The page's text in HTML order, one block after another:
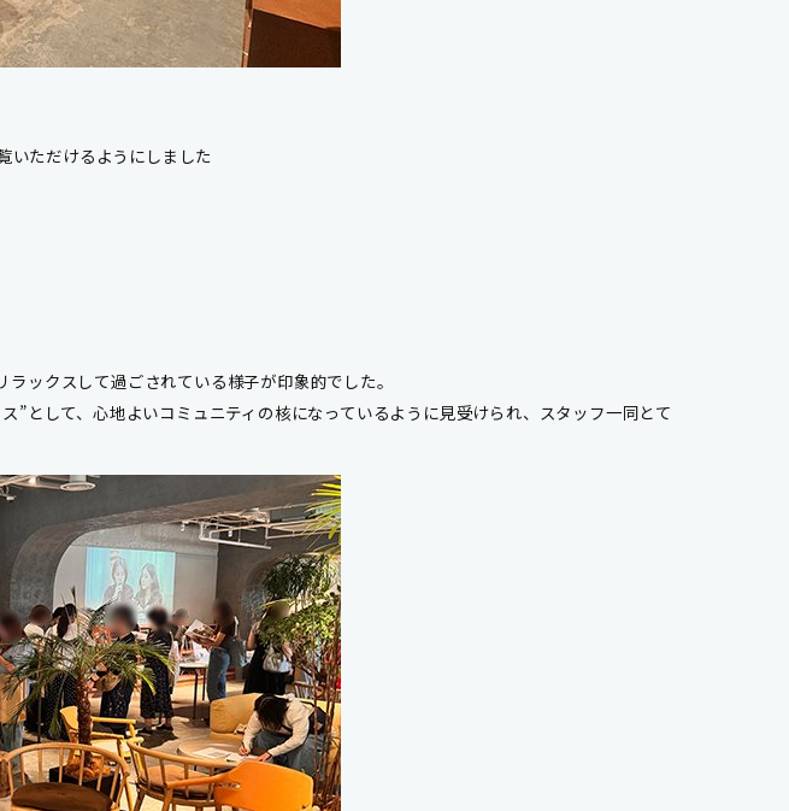
いただけるようにしました
ックスして過ごされている様子が印象的でした。
として、心地よいコミュニティの核になっているように見受けられ、スタッフ一同とて